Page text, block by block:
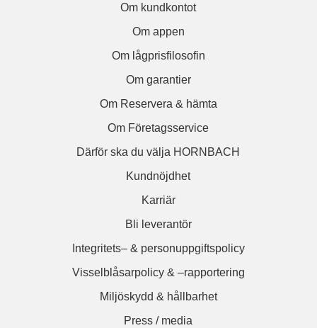
Om kundkontot
Om appen
Om lågprisfilosofin
Om garantier
Om Reservera & hämta
Om Företagsservice
Därför ska du välja HORNBACH
Kundnöjdhet
Karriär
Bli leverantör
Integritets– & personuppgiftspolicy
Visselblåsarpolicy & –rapportering
Miljöskydd & hållbarhet
Press / media